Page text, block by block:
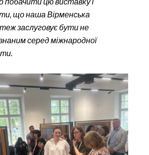
що наша Вірменська
заслуговує бути не
серед міжнародної